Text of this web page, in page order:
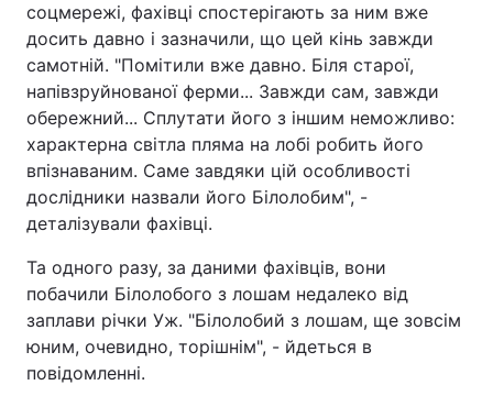
Техно і зв'язок
Зброя Інциденти
Здоров'я Туризм
Цікавинки Погода
Екологія
Лонгріди
Відео з Youtube Статті
Інтерв'ю
соцмережі, фахівці спостерігають за ним вже
досить давно і зазначили, що цей кінь завжди
самотній. "Помітили вже давно. Біля старої,
напівзруйнованої ферми... Завжди сам, завжди
обережний... Сплутати його з іншим неможливо:
характерна світла пляма на лобі робить його
впізнаваним. Саме завдяки цій особливості
дослідники назвали його Білолобим", -
деталізували фахівці.
Та одного разу, за даними фахівців, вони
побачили Білолобого з лошам недалеко від
заплави річки Уж. "Білолобий з лошам, ще зовсім
юним, очевидно, торішнім", - йдеться в
повідомленні.